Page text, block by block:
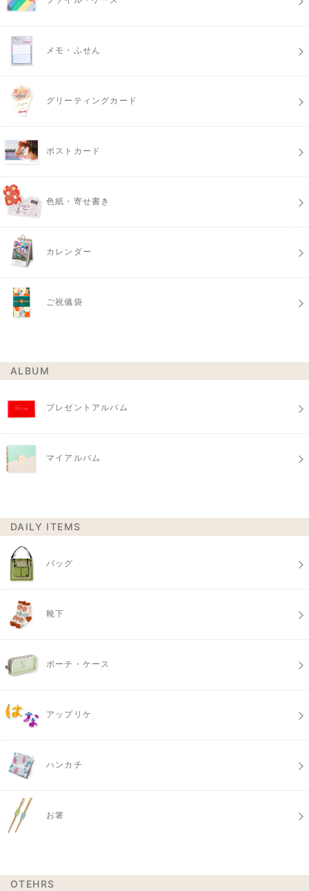
メモ・ふせん
グリーティングカード
ポストカード
色紙・寄せ書き
カレンダー
ご祝儀袋
ALBUM
プレゼントアルバム
マイアルバム
DAILY ITEMS
バッグ
靴下
ポーチ・ケース
アップリケ
ハンカチ
お箸
OTEHRS